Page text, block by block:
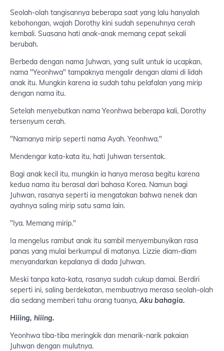
Seolah-olah tangisannya beberapa saat yang lalu hanyalah
kebohongan, wajah Dorothy kini sudah sepenuhnya cerah
kembali. Suasana hati anak-anak memang cepat sekali
berubah.
Berbeda dengan nama Juhwan, yang sulit untuk ia ucapkan,
nama "Yeonhwa" tampaknya mengalir dengan alami di lidah
anak itu. Mungkin karena ia sudah tahu pelafalan yang mirip
dengan nama itu.
Setelah menyebutkan nama Yeonhwa beberapa kali, Dorothy
tersenyum cerah.
"Namanya mirip seperti nama Ayah. Yeonhwa."
Mendengar kata-kata itu, hati Juhwan tersentak.
Bagi anak kecil itu, mungkin ia hanya merasa begitu karena
kedua nama itu berasal dari bahasa Korea. Namun bagi
Juhwan, rasanya seperti ia mengatakan bahwa nenek dan
ayahnya saling mirip satu sama lain.
"Iya. Memang mirip."
Ia mengelus rambut anak itu sambil menyembunyikan rasa
panas yang mulai berkumpul di matanya. Lizzie diam-diam
menyandarkan kepalanya di dada Juhwan.
Meski tanpa kata-kata, rasanya sudah cukup damai. Berdiri
seperti ini, saling berdekatan, membuatnya merasa seolah-olah
dia sedang memberi tahu orang tuanya, Aku bahagia.
Hiiing, hiiing.
Yeonhwa tiba-tiba meringkik dan menarik-narik pakaian
Juhwan dengan mulutnya.